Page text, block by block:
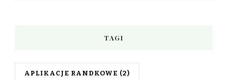
TAGI
APLIKACJE RANDKOWE (2)